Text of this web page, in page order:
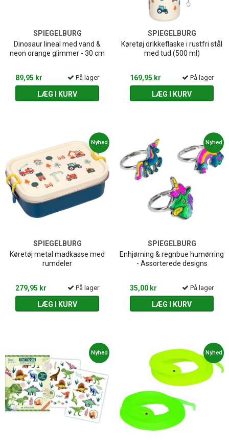
SPIEGELBURG
Dinosaur lineal med vand &
neon orange glimmer - 30 cm
89,95 kr På lager
LÆG I KURV
SPIEGELBURG
Køretøj drikkeflaske i rustfri stål
med tud (500 ml)
169,95 kr På lager
LÆG I KURV
Nyhed
SPIEGELBURG
Køretøj metal madkasse med
rumdeler
279,95 kr På lager
LÆG I KURV
Nyhed
SPIEGELBURG
Enhjørning & regnbue humørring
- Assorterede designs
35,00 kr På lager
LÆG I KURV
Nyhed Nyhed